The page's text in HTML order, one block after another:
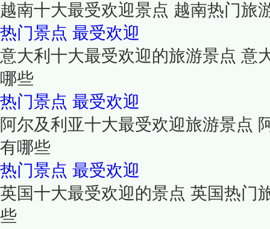
越南十大最受欢迎景点 越南热门旅
热门景点 最受欢迎
意大利十大最受欢迎的旅游景点 意
哪些
热门景点 最受欢迎
阿尔及利亚十大最受欢迎旅游景点
有哪些
热门景点 最受欢迎
英国十大最受欢迎的景点 英国热门
些